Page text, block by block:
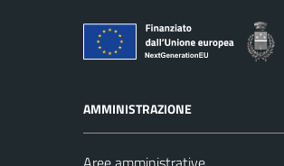
AMMINISTRAZIONE